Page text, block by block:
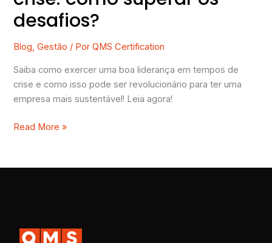
desafios?
Blog,Gestão / PorQMS Certification
Saiba como exercer uma boa liderança em tempos de
crise e como isso pode ser revolucionário para ter uma
empresa mais sustentável! Leia agora!
Read More »